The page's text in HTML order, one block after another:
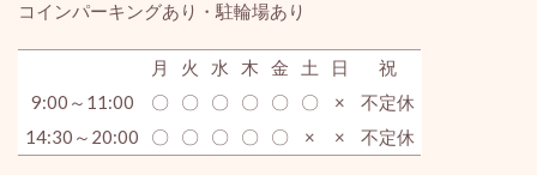
コインパーキングあり・駐輪場あり
月 火 水 木 金 土 日
祝
9:00～11:00
〇 〇 〇 〇 〇 〇 ×
不定休
14:30～20:00
〇 〇 〇 〇 〇 × × 不定休